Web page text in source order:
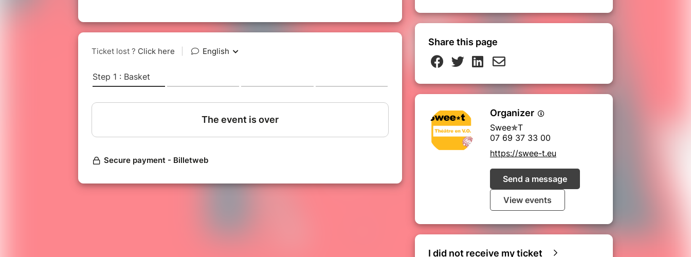
Share this page
Organizer
Swee✯T
07 69 37 33 00
https://swee-t.eu
Send a message
View events
I did not receive my ticket